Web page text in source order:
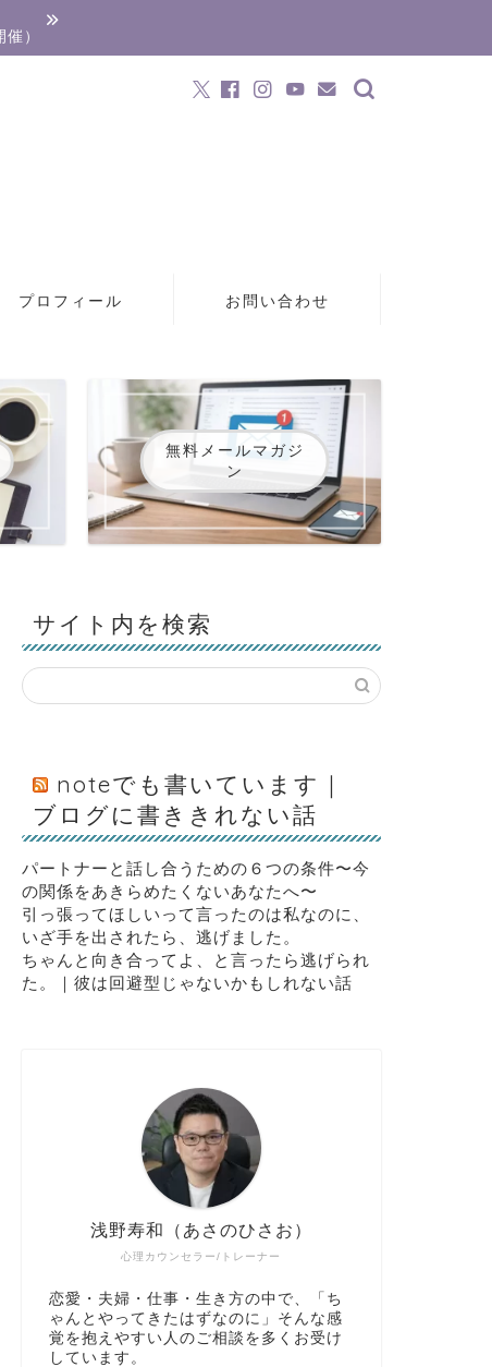
）
プロフィール お問い合わせ
無料メールマガジ
ン
サイト内を検索
noteでも書いています｜
ブログに書ききれない話
パートナーと話し合うための６つの条件〜今
の関係をあきらめたくないあなたへ〜
引っ張ってほしいって言ったのは私なのに、
いざ手を出されたら、逃げました。
ちゃんと向き合ってよ、と言ったら逃げられ
た。｜彼は回避型じゃないかもしれない話
心理カウンセラー/トレーナー
浅野寿和（あさのひさお）
恋愛・夫婦・仕事・生き方の中で、「ち
ゃんとやってきたはずなのに」そんな感
覚を抱えやすい人のご相談を多くお受け
しています。